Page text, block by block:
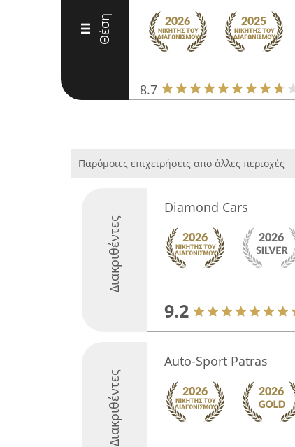
III Θέση
8.7
Παρόμοιες επιχειρήσεις απο άλλες περιοχές
Διακριθέντες
Diamond Cars
9.2
Διακριθέντες
Auto-Sport Patras